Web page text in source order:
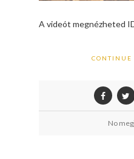
A videót megnézheted
CONTINUE
No